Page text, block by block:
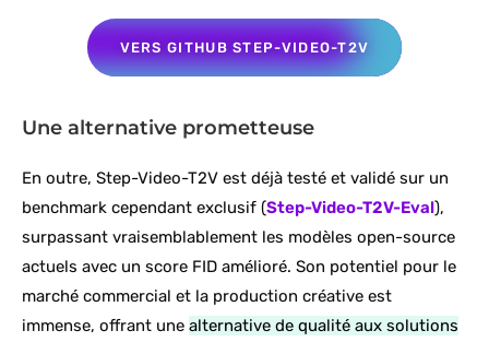
VERS GITHUB STEP-VIDEO-T2V
Une alternative prometteuse
En outre, Step-Video-T2V est déjà testé et validé sur un
benchmark cependant exclusif (Step-Video-T2V-Eval),
surpassant vraisemblablement les modèles open-source
actuels avec un score FID amélioré. Son potentiel pour le
marché commercial et la production créative est
immense, offrant une alternative de qualité aux solutions